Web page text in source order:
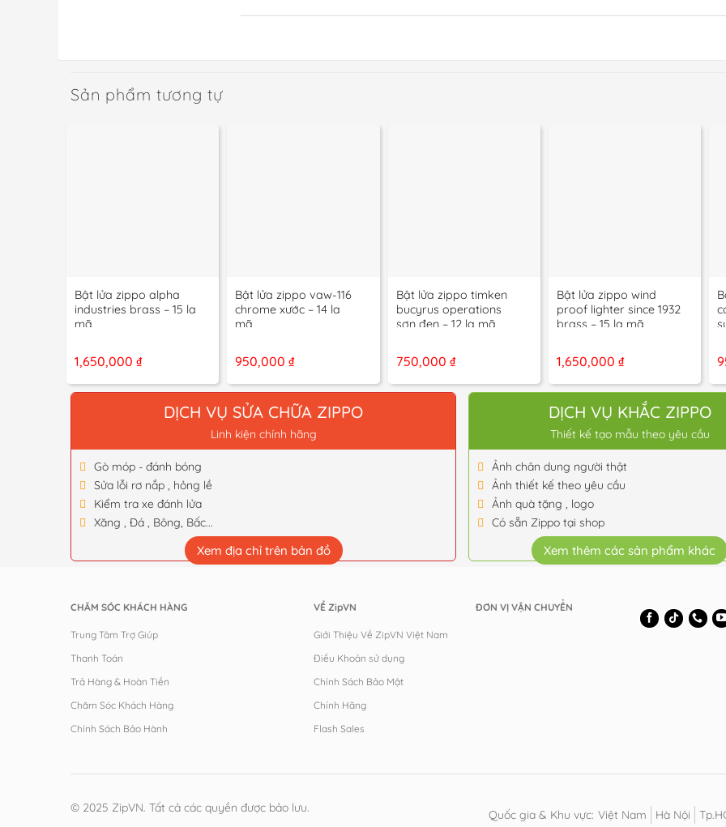
Sản phẩm tương tự
Bật lửa zippo alpha
industries brass – 15 la
mã
1,650,000 ₫
Bật lửa zippo vaw-116
chrome xước – 14 la
mã
950,000₫
Bật lửa zippo timken
bucyrus operations
sơn đen – 12 la mã
750,000 ₫
Bật lửa zippo wind
proof lighter since 1932
brass – 15 la mã
1,650,000 ₫
DỊCH VỤ SỬA CHỮA ZIPPO
Linh kiện chính hãng
Gò móp - đánh bóng
Sửa lỗi rơ nắp , hỏng lề
Kiểm tra xe đánh lửa
Xăng , Đá , Bông, Bấc...
Xem địa chỉ trên bản đồ
DỊCH VỤ KHẮC ZIPPO
Thiết kế tạo mẫu theo yêu cầu
Ảnh chân dung người thật
Ảnh thiết kế theo yêu cầu
Ảnh quà tặng , logo
Có sẵn Zippo tại shop
Xem thêm các sản phẩm khác
CHĂM SÓC KHÁCH HÀNG
Trung Tâm Trợ Giúp
Thanh Toán
Trả Hàng & Hoàn Tiền
Chăm Sóc Khách Hàng
Chính Sách Bảo Hành
VỀ ZipVN
Giới Thiệu Về ZipVN Việt Nam
Điều Khoản sử dụng
Chính Sách Bảo Mật
Chính Hãng
Flash Sales
ĐƠN VỊ VẬN CHUYỂN
© 2025 ZipVN. Tất cả các quyền được bảo lưu.
Quốc gia & Khu vực: Việt Nam Hà Nội